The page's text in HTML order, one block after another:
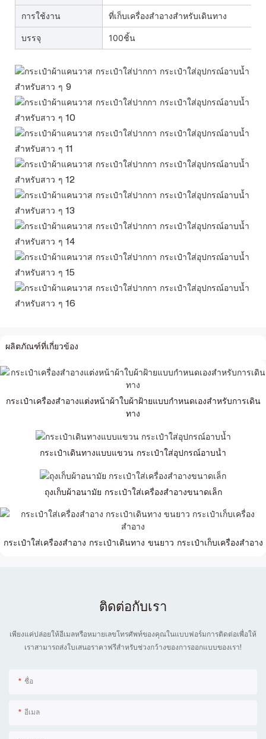
การใช้งาน ที่เก็บเครื่องสำอางสำหรับเดินทาง
บรรจุ 100ชิ้น
ผลิตภัณฑ์ที่เกี่ยวข้อง
กระเป๋าเครื่องสำอางแต่งหน้าผ้าใบผ้าฝ้ายแบบกำหนดเองสำหรับการเดิน
ทาง
กระเป๋าเดินทางแบบแขวน กระเป๋าใส่อุปกรณ์อาบน้ำ
ถุงเก็บผ้าอนามัย กระเป๋าใส่เครื่องสำอางขนาดเล็ก
กระเป๋าใส่เครื่องสำอาง กระเป๋าเดินทาง ขนยาว กระเป๋าเก็บเครื่องสำอาง
ติดต่อกับเรา
เพียงแค่ปล่อยให้อีเมลหรือหมายเลขโทรศัพท์ของคุณในแบบฟอร์มการติดต่อเพื่อให้
เราสามารถส่งใบเสนอราคาฟรีสำหรับช่วงกว้างของการออกแบบของเรา!
ชื่อ
อีเมล